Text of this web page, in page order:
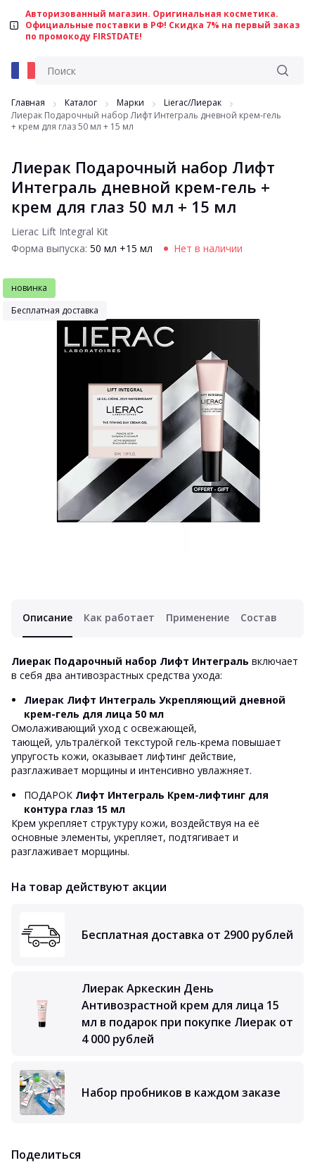
Авторизованный магазин. Оригинальная косметика.
Официальные поставки в РФ! Скидка 7% на первый заказ
по промокоду FIRSTDATE!
Главная Каталог Марки
Lierac/Лиерак
Лиерак Подарочный набор Лифт Интеграль дневной крем-гель
+ крем для глаз 50 мл + 15 мл
Лиерак Подарочный набор Лифт
Интеграль дневной крем-гель +
крем для глаз 50 мл + 15 мл
Lierac Lift Integral Kit
Форма выпуска: 50 мл +15 мл Нет в наличии
новинка
Бесплатная доставка
Описание Как работает Применение Состав
Лиерак Подарочный набор Лифт Интеграль включает
в себя два антивозрастных средства ухода:
Лиерак Лифт Интеграль Укрепляющий дневной
крем-гель для лица 50 мл
Омолаживающий уход с освежающей,
тающей, ультралёгкой текстурой гель-крема повышает
упругость кожи, оказывает лифтинг действие,
разглаживает морщины и интенсивно увлажняет.
ПОДАРОК Лифт Интеграль Крем-лифтинг для
контура глаз 15 мл
Крем укрепляет структуру кожи, воздействуя на её
основные элементы, укрепляет, подтягивает и
разглаживает морщины.
На товар действуют акции
Бесплатная доставка от 2900 рублей
Лиерак Аркескин День
Антивозрастной крем для лица 15
мл в подарок при покупке Лиерак от
4 000 рублей
Набор пробников в каждом заказе
Поделиться